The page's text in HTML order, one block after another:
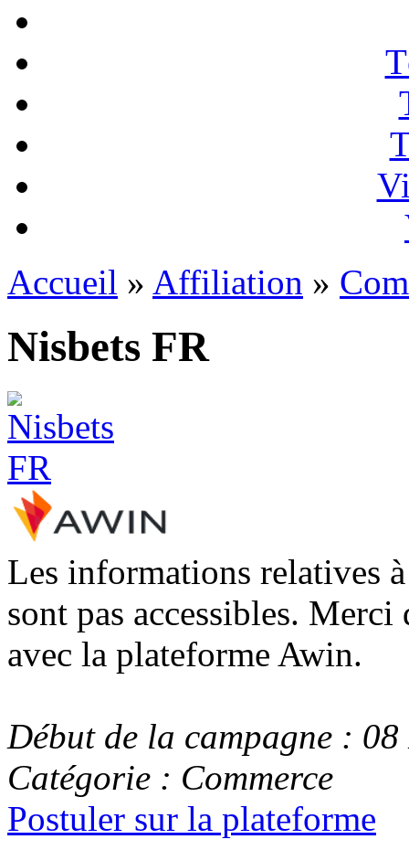
Accueil » Affiliation »
Nisbets FR
Les informations relatives
sont pas accessibles.
avec la plateforme Awin.
Début de la campagne :
Catégorie : Commerce
Postuler sur la plateforme